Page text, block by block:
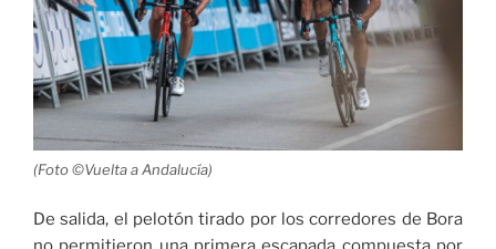
(Foto ©Vuelta a Andalucía)
De salida, el pelotón tirado por los corredores de Bora